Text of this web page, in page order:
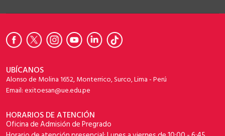
UBÍCANOS
Alonso de Molina 1652, Monterrico, Surco, Lima - Perú
Email: exitoesan@ue.edu.pe
HORARIOS DE ATENCIÓN
Oficina de Admisión de Pregrado